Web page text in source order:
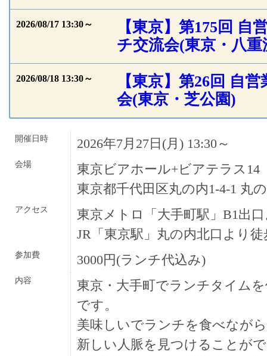
2026/08/17 13:30～
【東京】第175回 自
チ交流会(東京・八重
2026/08/18 13:30～
【東京】第26回 自
会(東京・芝公園)
開催日時 2026年7月27日(月) 13:30～
会場
東京ビアホール+ビアテラス
東京都千代田区丸の内1-4-1 丸
アクセス
東京メトロ「大手町駅」B1出
JR「東京駅」丸の内北口より徒
参加費 3000円(ランチ代込み)
内容
東京・大手町でランチタイム
です。
美味しいでランチを食べなが
新しい人脈を見つけることが